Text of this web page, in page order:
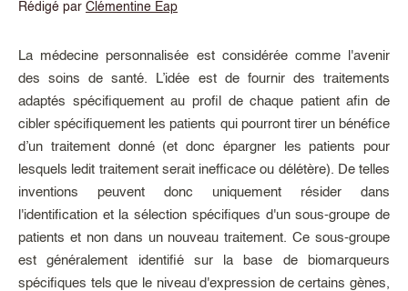
Rédigé par Clémentine Eap
La médecine personnalisée est considérée comme l'avenir
des soins de santé. L’idée est de fournir des traitements
adaptés spécifiquement au profil de chaque patient afin de
cibler spécifiquement les patients qui pourront tirer un bénéfice
d’un traitement donné (et donc épargner les patients pour
lesquels ledit traitement serait inefficace ou délétère). De telles
inventions peuvent donc uniquement résider dans
l'identification et la sélection spécifiques d'un sous-groupe de
patients et non dans un nouveau traitement. Ce sous-groupe
est généralement identifié sur la base de biomarqueurs
spécifiques tels que le niveau d'expression de certains gènes,